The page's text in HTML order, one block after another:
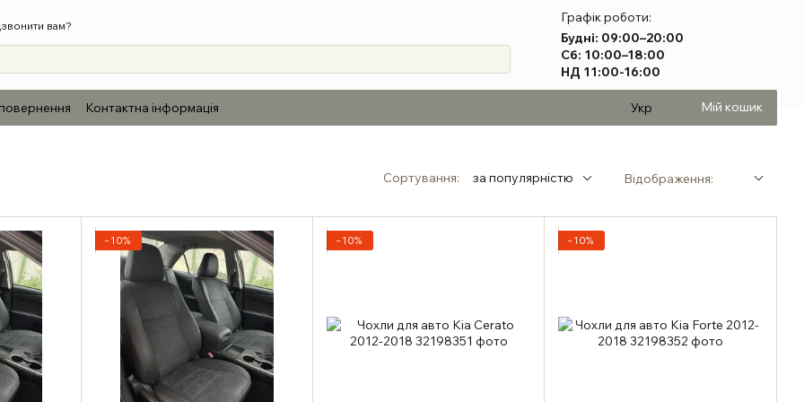
вам?
Графік роботи:
Будні: 09:00–20:00
Сб: 10:00–18:00
НД 11:00-16:00
Контактна інформація Укр Мій кошик
Сортування: за популярністю Відображення:
−10% −10% −10%